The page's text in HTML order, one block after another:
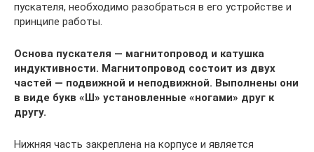
пускателя, необходимо разобраться в его устройстве и
принципе работы.
Основа пускателя — магнитопровод и катушка
индуктивности. Магнитопровод состоит из двух
частей — подвижной и неподвижной. Выполнены они
в виде букв «Ш» установленные «ногами» друг к
другу.
Нижняя часть закреплена на корпусе и является